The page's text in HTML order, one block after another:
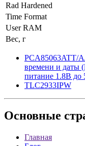
Rad Hardened
Time Format
User RAM
Вес, г
PCA85063ATT/
времени и
питание 1.8В до
TLC2933IPW
Основные
Главная